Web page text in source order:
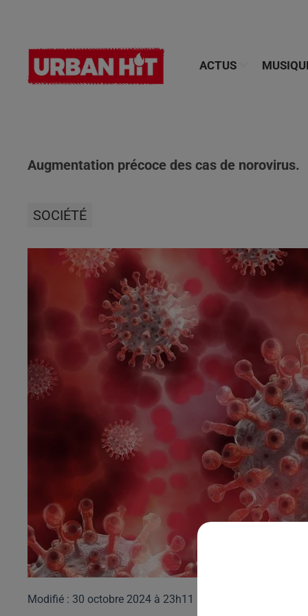
ACTUS
Augmentation précoce des cas de norovirus.
SOCIÉTÉ
Modifié : 30 octobre 2024 à 23h11